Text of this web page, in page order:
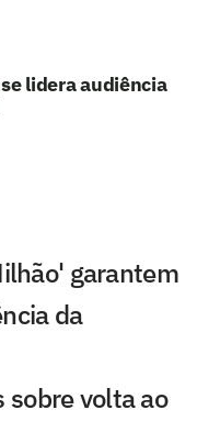
lidera audiência
garantem
da
sobre volta ao